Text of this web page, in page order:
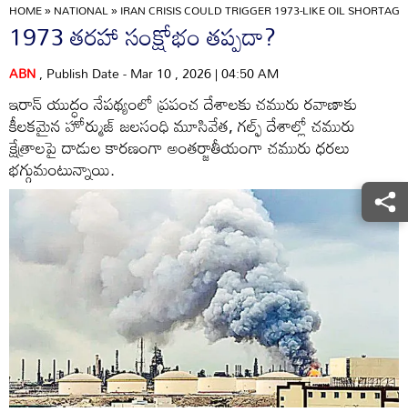
HOME»NATIONAL»IRAN CRISIS COULD TRIGGER 1973-LIKE OIL
1973 తరహా సంక్షోభం తప్పదా?
ABN, Publish Date - Mar 10 , 2026 | 04:50 AM
ఇరాన్‌ యుద్ధం నేపథ్యంలో ప్రపంచ దేశాలకు చమురు రవాణాకు
కీలకమైన హోర్ముజ్‌ జలసంధి మూసివేత, గల్ఫ్‌ దేశాల్లో చమురు
క్షేత్రాలపై దాడుల కారణంగా అంతర్జాతీయంగా చమురు ధరలు
భగ్గుమంటున్నాయి.